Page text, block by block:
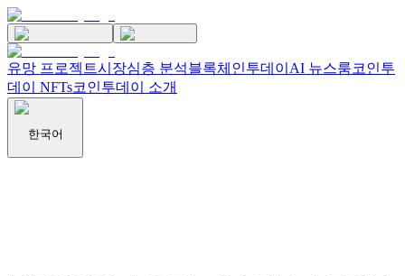
유망 프로젝트시장심층 분석블록체인투데이 AI 뉴스룸코인투
데이 NFTs코인투데이 소개
한국어